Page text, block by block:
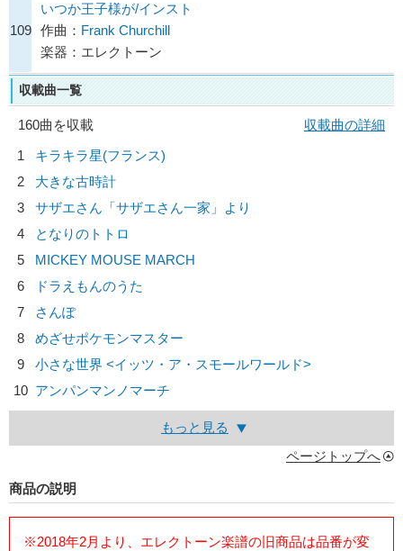
109
いつか王子様が/インスト
作曲： Frank Churchill
楽器：エレクトーン
収載曲一覧
160曲を収載
収載曲の詳細
1
キラキラ星(フランス)
2
大きな古時計
3
サザエさん「サザエさん一家」より
4
となりのトトロ
5
MICKEY MOUSE MARCH
6
ドラえもんのうた
7
さんぽ
8
めざせポケモンマスター
9
小さな世界 <イッツ・ア・スモールワールド>
10 アンパンマンノマーチ
もっと見る
ページトップへ
商品の説明
※2018年2月より、エレクトーン楽譜の旧商品は品番が変